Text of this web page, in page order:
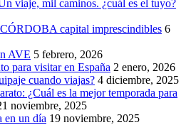
viaje, mil caminos. ¿cuál es el tuyo?
capital imprescindibles 6
AVE 5 febrero, 2026
para visitar en España 2 enero, 2026
cuando viajas? 4 diciembre, 2025
¿Cuál es la mejor temporada para
noviembre, 2025
en un día 19 noviembre, 2025